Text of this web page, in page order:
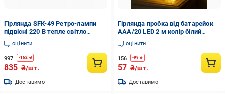
Гірлянда SFK-49 Ретро-лампи
підвісні 220 В тепле світло
вуличні
оцінити
997 -162 ₴
835 ₴/шт.
Доставимо
Гірлянда пробка від батарейок
ААА/20 LED 2 м колір білий
теплий без мерехтіння (33930)
оцінити
156 -99 ₴
57 ₴/шт.
Доставимо